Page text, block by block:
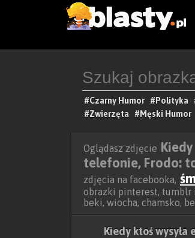
#Czarny Humor #Polityka
#Zwierzęta
#Męski Humor
Oglądasz zdjęcie
telefonie, Frodo:
zdjęcia na facebooka,
obrazki pinterest, tumblr
beki, wiocha, chamsko,
Kiedy ktoś